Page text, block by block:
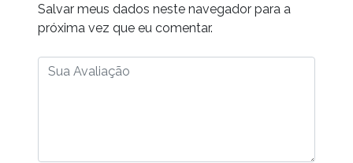
Salvar meus dados neste navegador para a
próxima vez que eu comentar.